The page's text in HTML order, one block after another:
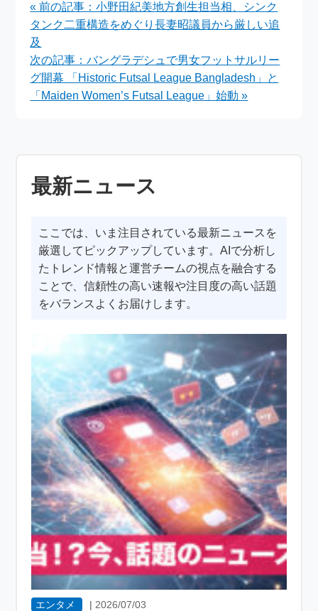
ールド大満喫スペシャ
ル
フタヌーンティーの魅
力
« 前の記事：小野田紀美地方創生担当相、シンク
タンク二重構造をめぐり長妻昭議員から厳しい追
及
次の記事：バングラデシュで男女フットサルリー
グ開幕 「Historic Futsal League Bangladesh」と
「Maiden Women’s Futsal League」始動 »
最新ニュース
ここでは、いま注目されている最新ニュースを
厳選してピックアップしています。AIで分析し
たトレンド情報と運営チームの視点を融合する
ことで、信頼性の高い速報や注目度の高い話題
をバランスよくお届けします。
エンタメ | 2026/07/03